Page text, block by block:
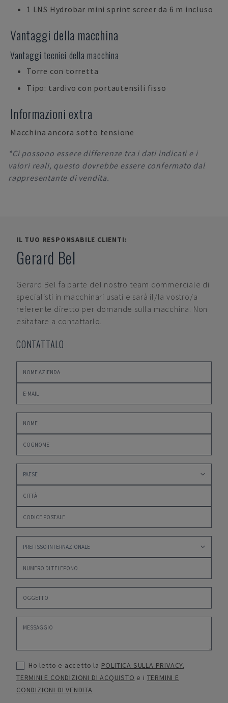
1 LNS Hydrobar mini sprint screer da 6 m incluso
Vantaggi della macchina
Vantaggi tecnici della macchina
Torre con torretta
Tipo: tardivo con portautensili fisso
Informazioni extra
Macchina ancora sotto tensione
*Ci possono essere differenze tra i dati indicati e i
valori reali, questo dovrebbe essere confermato dal
rappresentante di vendita.
IL TUO RESPONSABILE CLIENTI:
Gerard Bel
Gerard Bel fa parte del nostro team commerciale di
specialisti in macchinari usati e sarà il/la vostro/a
referente diretto per domande sulla macchina. Non
esitatare a contattarlo.
CONTATTALO
Ho letto e accetto la POLITICA SULLA PRIVACY,
TERMINI E CONDIZIONI DI ACQUISTO e i TERMINI E
CONDIZIONI DI VENDITA